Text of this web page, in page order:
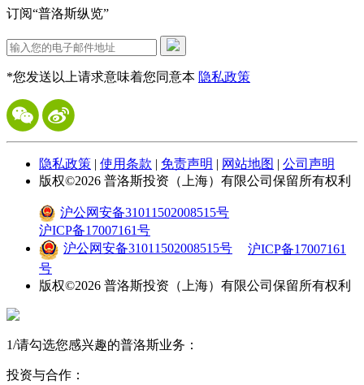
订阅“普洛斯纵览”
*您发送以上请求意味着您同意本 隐私政策
隐私政策 | 使用条款 | 免责声明 | 网站地图 | 公司声明
版权©2026 普洛斯投资（上海）有限公司保留所有权利
沪公网安备31011502008515号
沪ICP备17007161号
沪公网安备31011502008515号
沪ICP备17007161
号
版权©2026 普洛斯投资（上海）有限公司保留所有权利
1/请勾选您感兴趣的普洛斯业务：
投资与合作：